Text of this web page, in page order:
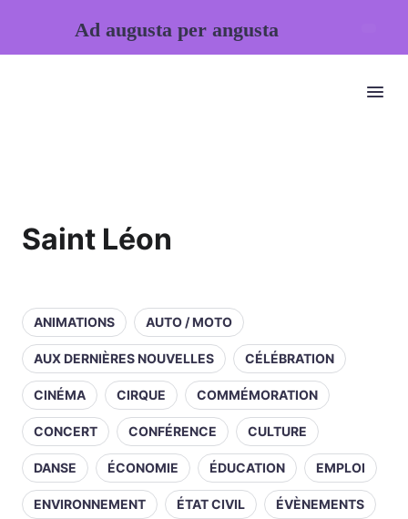
Saint Léon
ANIMATIONS AUTO / MOTO
AUX DERNIÈRES NOUVELLES CÉLÉBRATION
CINÉMA CIRQUE COMMÉMORATION
CONCERT CONFÉRENCE CULTURE
DANSE ÉCONOMIE ÉDUCATION EMPLOI
ENVIRONNEMENT ÉTAT CIVIL ÉVÈNEMENTS
Ad augusta per angusta